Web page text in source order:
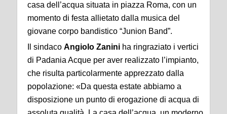
casa dell’acqua situata in piazza Roma, con un
momento di festa allietato dalla musica del
giovane corpo bandistico “Junion Band”.
Il sindaco Angiolo Zanini ha ringraziato i vertici
di Padania Acque per aver realizzato l’impianto,
che risulta particolarmente apprezzato dalla
popolazione: «Da questa estate abbiamo a
disposizione un punto di erogazione di acqua di